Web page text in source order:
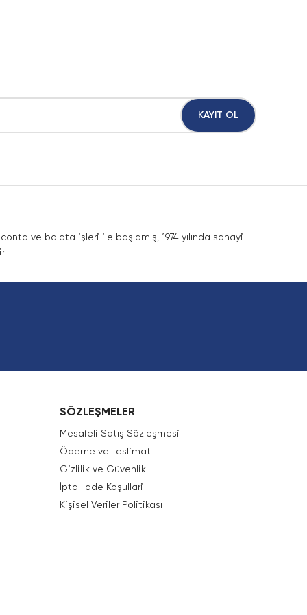
KAYIT OL
ve balata işleri ile başlamış, 1974 yılında sanayi
SÖZLEŞMELER
Mesafeli Satış Sözleşmesi
Ödeme ve Teslimat
Gizlilik ve Güvenlik
İptal İade Koşullari
Kişisel Veriler Politikası